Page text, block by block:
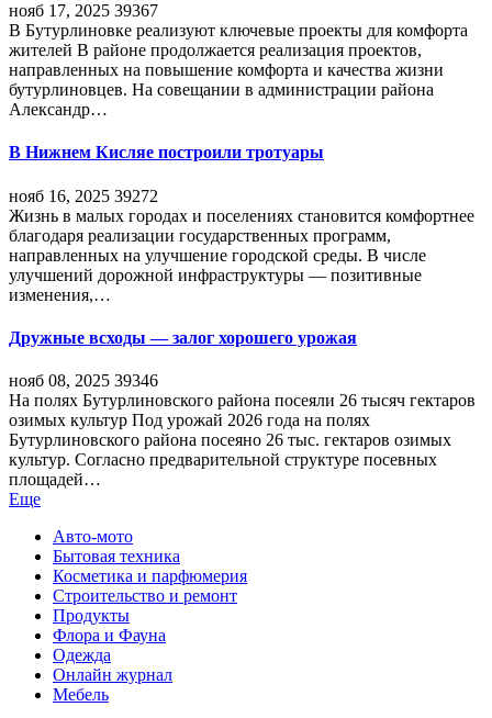
нояб 17, 2025 39367
В Бутурлиновке реализуют ключевые проекты для комфорта
жителей В районе продолжается реализация проектов,
направленных на повышение комфорта и качества жизни
бутурлиновцев. На совещании в администрации района
Александр…
В Нижнем Кисляе построили тротуары
нояб 16, 2025 39272
Жизнь в малых городах и поселениях становится комфортнее
благодаря реализации государственных программ,
направленных на улучшение городской среды. В числе
улучшений дорожной инфраструктуры — позитивные
изменения,…
Дружные всходы — залог хорошего урожая
нояб 08, 2025 39346
На полях Бутурлиновского района посеяли 26 тысяч гектаров
озимых культур Под урожай 2026 года на полях
Бутурлиновского района посеяно 26 тыс. гектаров озимых
культур. Согласно предварительной структуре посевных
площадей…
Еще
Авто-мото
Бытовая техника
Косметика и парфюмерия
Строительство и ремонт
Продукты
Флора и Фауна
Одежда
Онлайн журнал
Мебель